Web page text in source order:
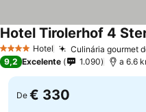
4 EstrelasHotel Culinária gourmet
Hotel Tirolerhof 4
9,2 Excelente 1.090 a 6.6
De € 330